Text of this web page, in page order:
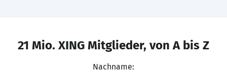
21 Mio. XING Mitglieder, von A bis Z
Nachname: